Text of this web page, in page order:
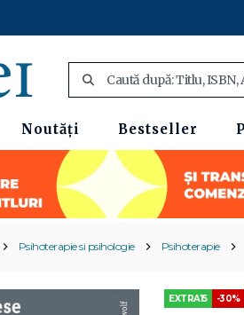
Noutăți Bestseller
Psihoterapie si psihologie Psihoterapie
EXTRA15 -30%